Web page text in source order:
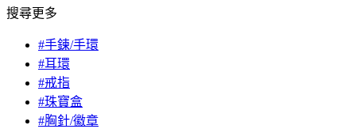
搜尋更多
#手鍊/手環
#耳環
#戒指
#珠寶盒
#胸針/徽章